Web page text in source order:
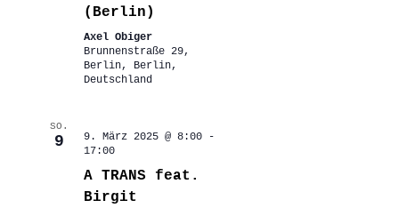
(Berlin)
Axel Obiger
Brunnenstraße 29,
Berlin, Berlin,
Deutschland
SO.
9 9. März 2025 @ 8:00-
17:00
A TRANS feat.
Birgit